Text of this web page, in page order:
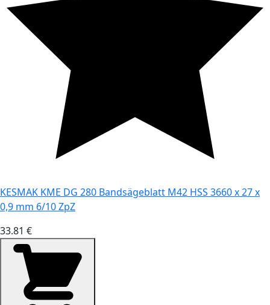
KESMAK KME DG 280 Bandsägeblatt M42 HSS 3660 x 27 x
0,9 mm 6/10 ZpZ
33.81 €